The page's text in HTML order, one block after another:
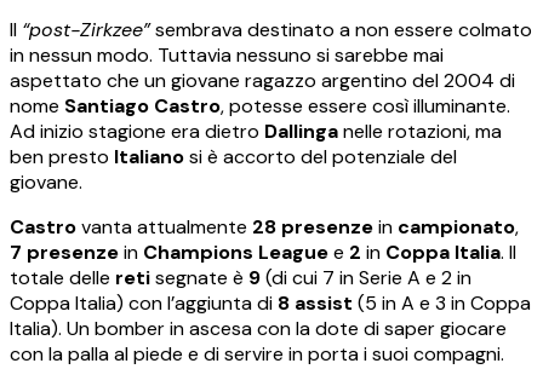
Il “post-Zirkzee”sembrava destinato a non essere colmato
in nessun modo. Tuttavia nessuno si sarebbe mai
aspettato che un giovane ragazzo argentino del 2004 di
nome Santiago Castro, potesse essere così illuminante.
Ad inizio stagione era dietro Dallinganelle rotazioni, ma
ben presto Italianosi è accorto del potenziale del
giovane.
Castrovanta attualmente 28 presenzein campionato,
7 presenzein Champions Leaguee 2 in Coppa Italia. Il
totale delle retisegnate è 9(di cui 7 in Serie A e 2 in
Coppa Italia) con l’aggiunta di 8 assist (5 in A e 3 in Coppa
Italia). Un bomber in ascesa con la dote di saper giocare
con la palla al piede e di servire in porta i suoi compagni.